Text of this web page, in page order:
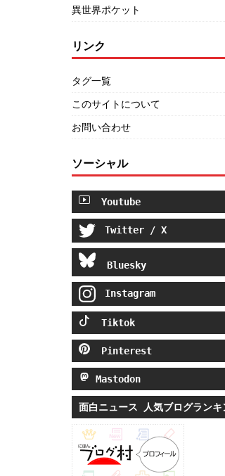
異世界ポケット
リンク
タグ一覧
このサイトについて
お問い合わせ
ソーシャル
Youtube
Twitter / X
Bluesky
Instagram
Tiktok
Pinterest
Mastodon
面白ニュース 人気ブログランキ